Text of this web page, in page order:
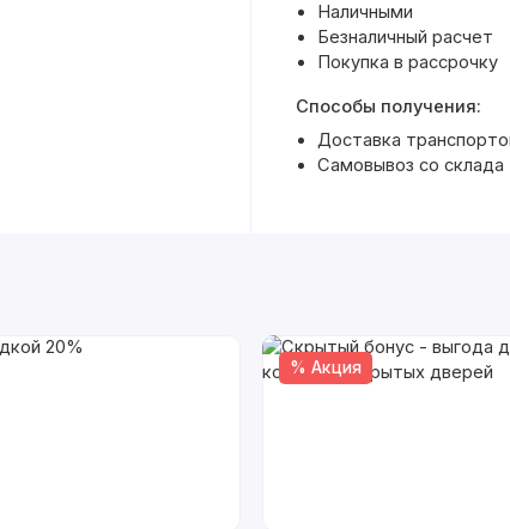
Наличными
Безналичный расчет
Покупка в рассрочку
Способы получения:
Доставка
Самовывоз со склада
% Акция